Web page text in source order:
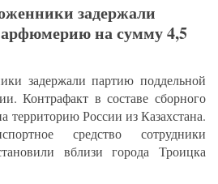
задержали
на сумму 4,5
задержали партию поддельной
Контрафакт в составе сборного
территорию России из Казахстана.
средство сотрудники
вблизи города Троицка